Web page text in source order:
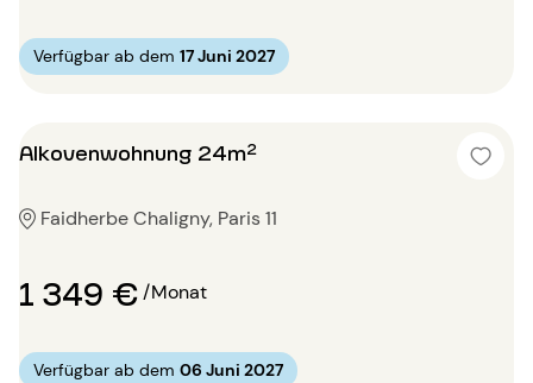
Verfügbar ab dem 17 Juni 2027
Alkovenwohnung 24m²
Faidherbe Chaligny, Paris 11
1 349 €/Monat
Verfügbar ab dem 06 Juni 2027